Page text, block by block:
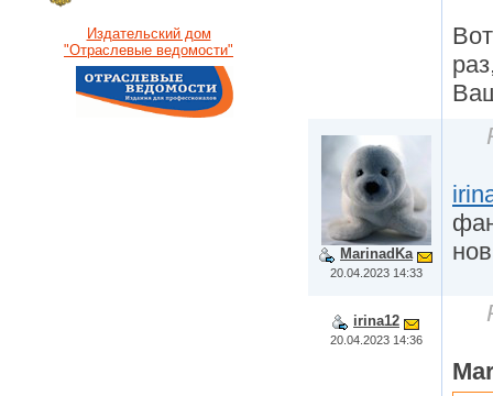
Издательский дом
"Отраслевые ведомости"
MarinadKa
20.04.2023 14:33
irina12
20.04.2023 14:36